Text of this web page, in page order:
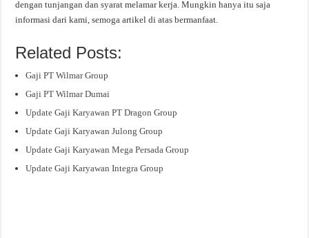
dengan tunjangan dan syarat melamar kerja. Mungkin hanya itu saja
informasi dari kami, semoga artikel di atas bermanfaat.
Related Posts:
Gaji PT Wilmar Group
Gaji PT Wilmar Dumai
Update Gaji Karyawan PT Dragon Group
Update Gaji Karyawan Julong Group
Update Gaji Karyawan Mega Persada Group
Update Gaji Karyawan Integra Group